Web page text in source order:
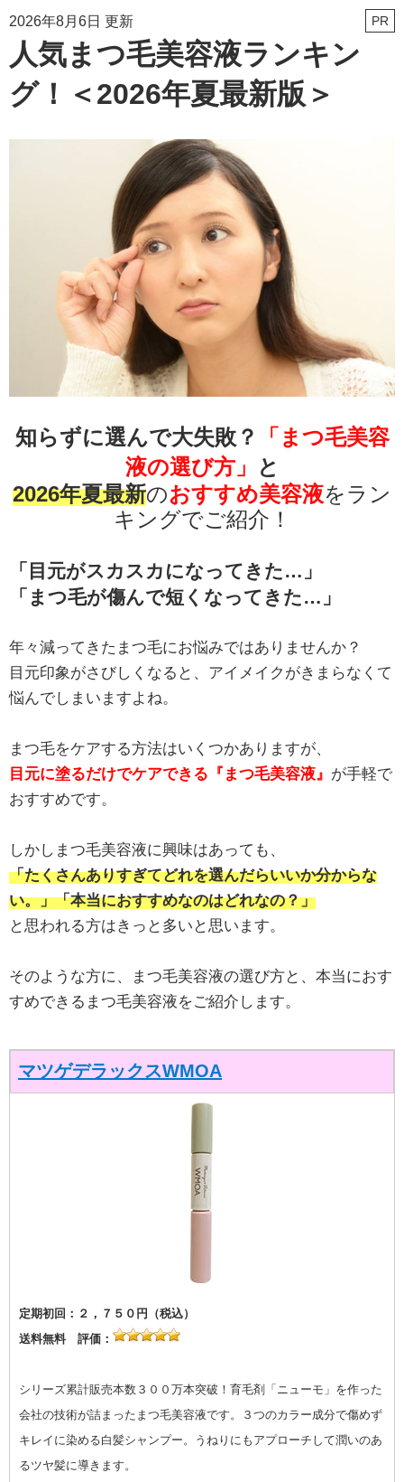
2026年8月6日 更新 PR
人気まつ毛美容液ランキン
グ！＜2026年夏最新版＞
知らずに選んで大失敗？
「まつ毛美容
液の選び方」
と
2026年夏最新のおすすめ美容液をラン
キングでご紹介！
「目元がスカスカになってきた…」
「まつ毛が傷んで短くなってきた…」
年々減ってきたまつ毛にお悩みではありませんか？
目元印象がさびしくなると、アイメイクがきまらなくて
悩んでしまいますよね。
まつ毛をケアする方法はいくつかありますが、
目元に塗るだけでケアできる『まつ毛美容液』 が手軽で
おすすめです。
しかしまつ毛美容液に興味はあっても、
「たくさんありすぎてどれを選んだらいいか分からな
い。」「本当におすすめなのはどれなの？」
と思われる方はきっと多いと思います。
そのような方に、まつ毛美容液の選び方と、本当におす
すめできるまつ毛美容液をご紹介します。
マツゲデラックスWMOA
定期初回：２，７５０円（税込）
送料無料 評価：
シリーズ累計販売本数３００万本突破！育毛剤「ニューモ」を作った
会社の技術が詰まったまつ毛美容液です。３つのカラー成分で傷めず
キレイに染める白髪シャンプー。うねりにもアプローチして潤いのあ
るツヤ髪に導きます。